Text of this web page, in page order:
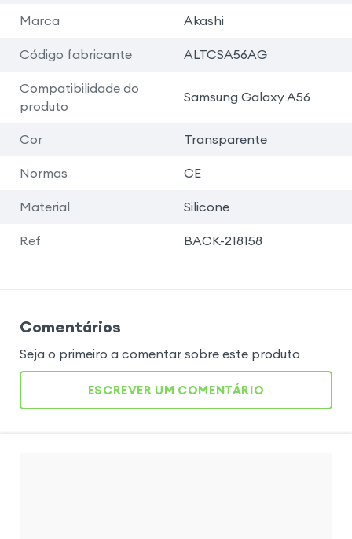
Marca Akashi
Código fabricante ALTCSA56AG
Compatibilidade do
produto
Samsung Galaxy A56
Cor Transparente
Normas CE
Material Silicone
Ref BACK-218158
Comentários
Seja o primeiro a comentar sobre este produto
ESCREVER UM COMENTÁRIO